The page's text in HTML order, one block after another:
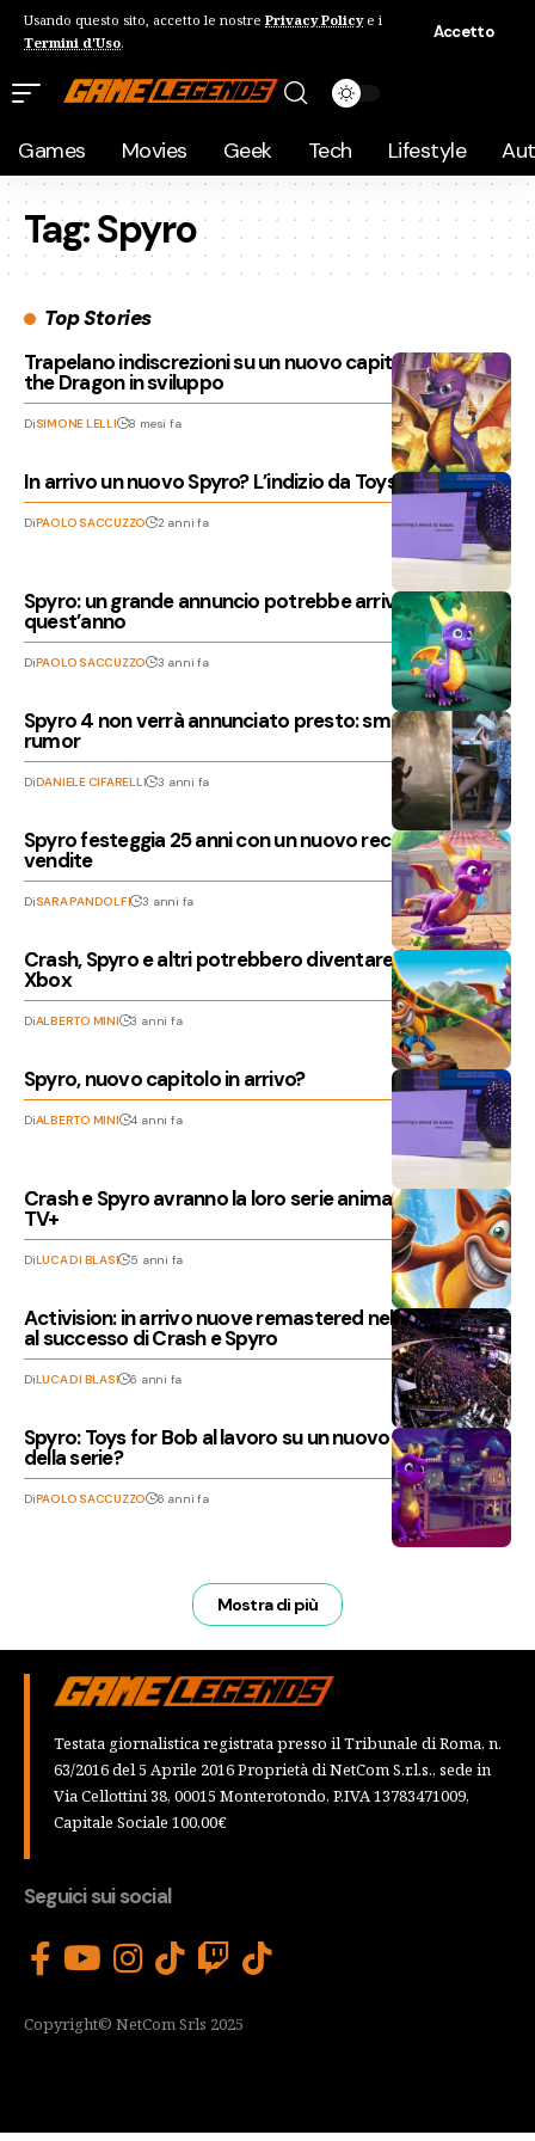
Usando questo sito, accetto le nostre Privacy Policye i
Termini d'Uso.
Accetto
Games Movies Geek Tech Lifestyle
Tag:Spyro
Top Stories
Trapelano indiscrezioni su un nuovo capitolo di Spyro
the Dragon in sviluppo
DiSIMONE LELLI 8 mesi fa
In arrivo un nuovo Spyro? L’indizio da Toys for Bob
DiPAOLO SACCUZZO 2 anni fa
Spyro: un grande annuncio potrebbe arrivare
quest’anno
DiPAOLO SACCUZZO 3 anni fa
Spyro 4 non verrà annunciato presto: smentito il
rumor
DiDANIELE CIFARELLI 3 anni fa
Spyro festeggia 25 anni con un nuovo record di
vendite
DiSARA PANDOLFI 3 anni fa
Crash, Spyro e altri potrebbero diventare esclusiva
Xbox
DiALBERTO MINI 3 anni fa
Spyro, nuovo capitolo in arrivo?
DiALBERTO MINI 4 anni fa
Crash e Spyro avranno la loro serie animata su Apple
TV+
DiLUCA DI BLASI 5 anni fa
Activision: in arrivo nuove remastered nel 2021, grazie
al successo di Crash e Spyro
DiLUCA DI BLASI 6 anni fa
Spyro: Toys for Bob al lavoro su un nuovo capitolo
della serie?
DiPAOLO SACCUZZO 6 anni fa
Mostra di più
Testata giornalistica registrata presso il Tribunale di Roma, n.
63/2016 del 5 Aprile 2016 Proprietà di NetCom S.r.l.s., sede in
Via Cellottini 38, 00015 Monterotondo, P.IVA 13783471009,
Capitale Sociale 100,00€
Seguici sui social
Copyright© NetCom Srls 2025